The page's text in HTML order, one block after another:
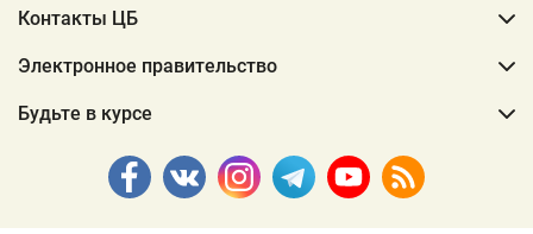
Контакты ЦБ
Электронное правительство
Будьте в курсе